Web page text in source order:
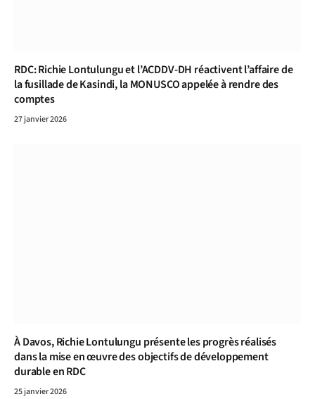
RDC: Richie Lontulungu et l’ACDDV-DH réactivent l’affaire de
la fusillade de Kasindi, la MONUSCO appelée à rendre des
comptes
27 janvier 2026
À Davos, Richie Lontulungu présente les progrès réalisés
dans la mise en œuvre des objectifs de développement
durable en RDC
25 janvier 2026